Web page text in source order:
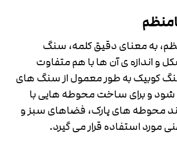
به معنای دقیق کلمه، سنگ
و اندازه ی آن ها با هم متفاوت
کوبیک به طور معمول از سنگ های
و برای ساخت محوطه هایی با
محوطه های پارک، فضاهای سبز و
مورد استفاده قرار می گیرد.